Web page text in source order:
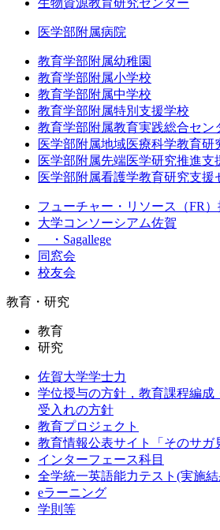
医学部附属病院
教育学部附属幼稚園
教育学部附属小学校
教育学部附属中学校
教育学部附属特別支援学校
教育学部附属教育実践総合セン
医学部附属地域医療科学教育研
医学部附属先端医学研究推進支
医学部附属看護学教育研究支援
フューチャー・リソース（FR
大学コンソーシアム佐賀
・Sagallege
同窓会
校友会
教育・研究
教育
研究
佐賀大学学士力
学位授与の方針，教育課程編成
受入れの方針
教育プロジェクト
教育情報公表サイト「そのサガ
インターフェース科目
全学統一英語能力テスト(実施結
eラーニング
学則等